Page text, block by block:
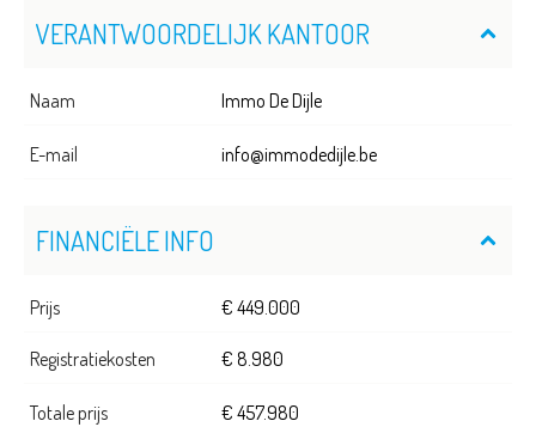
VERANTWOORDELIJK KANTOOR
Naam Immo De Dijle
E-mail info@immodedijle.be
FINANCIËLE INFO
Prijs € 449.000
Registratiekosten € 8.980
Totale prijs € 457.980